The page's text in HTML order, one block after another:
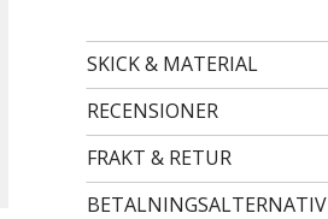
SKICK & MATERIAL
RECENSIONER
FRAKT & RETUR
BETALNINGSALTERNATIV